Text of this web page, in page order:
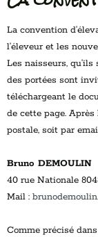
La convention
l’éleveur et les
Les naisseurs,
des portées sont
téléchargeant le
de cette page.
postale, soit par
Bruno DEMOULIN
40 rue Nationale
Mail :
Comme précisé